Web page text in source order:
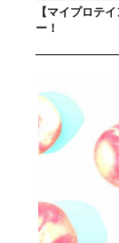
【マイプロテ
ー！